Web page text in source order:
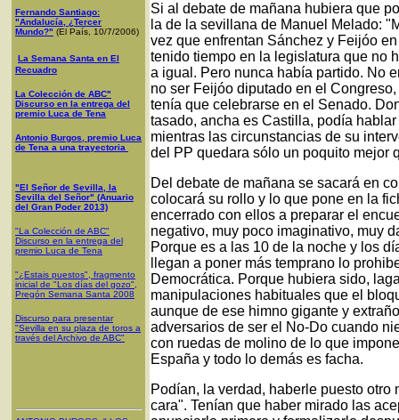
Fernando Santiago:
"Andalucía, ¿Tercer
Mundo?" (El País, 10/7/2006)
La Semana Santa en El
Recuadro
La Colección de ABC"
Discurso en la entrega del
premio Luca de Tena
Antonio Burgos, premio Luca
de Tena a una trayectoria
"El Señor de Sevilla, la
Sevilla del Señor" (Anuario
del Gran Poder 2013)
"La Colección de ABC"
Discurso en la entrega del
premio Luca de Tena
"¿Estais puestos", fragmento
inicial de "Los días del gozo",
Pregón Semana Santa 2008
Discurso para presentar
"Sevilla en su plaza de toros a
través del Archivo de ABC"
Si al debate de mañana hubiera que
la de la sevillana de Manuel Melado:
vez que enfrentan Sánchez y Feijóo
tenido tiempo en la legislatura que no
a igual. Pero nunca había partido. No
no ser Feijóo diputado en el
tenía que celebrarse en el Senado.
tasado, ancha es Castilla, podía
mientras las circunstancias de su
del PP quedara sólo un poquito mejor
Del debate de mañana se sacará en
colocará su rollo y lo que pone en la
encerrado con ellos a preparar el
negativo, muy poco imaginativo, muy
Porque es a las 10 de la noche y los
llegan a poner más temprano lo
Democrática. Porque hubiera sido,
manipulaciones habituales que el
aunque de ese himno gigante y
adversarios de ser el No-Do cuando
con ruedas de molino de lo que
España y todo lo demás es facha.
Podían, la verdad, haberle puesto
cara". Tenían que haber mirado las